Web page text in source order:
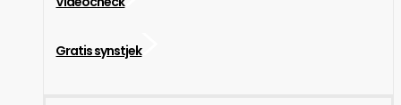
Gratis synstjek